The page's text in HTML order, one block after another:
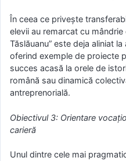
În ceea ce privește
elevii au remarcat cu mândrie
Tăslăuanu” este deja aliniat
oferind exemple de proiecte
succes acasă la orele de
română sau dinamică
antreprenorială.
Obiectivul 3: Orientare
carieră
Unul dintre cele mai